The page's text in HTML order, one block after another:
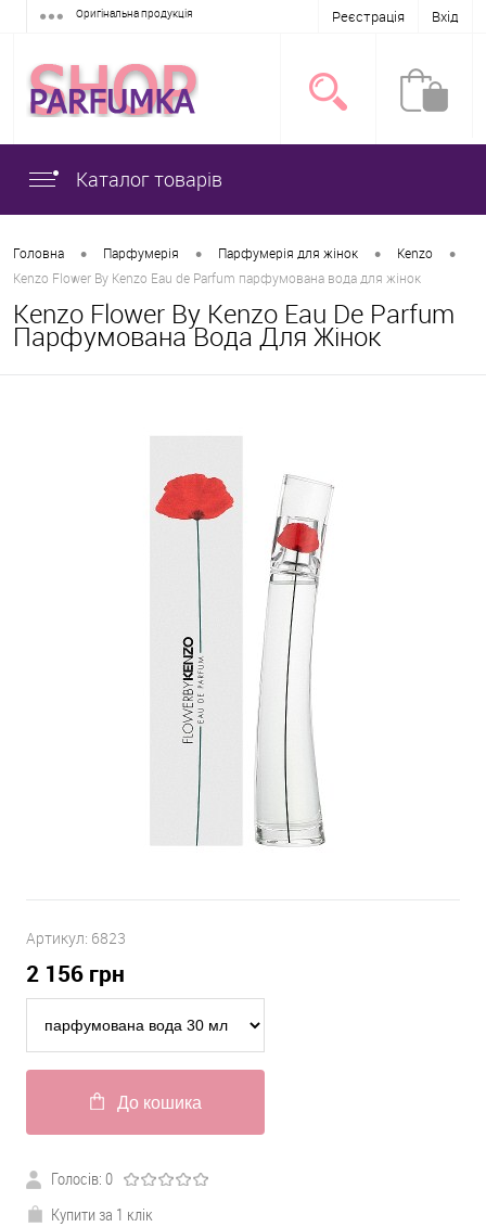
Оригінальна продукція Реєстрація Вхід
Каталог товарів
Головна • Парфумерія • Парфумерія для жінок • Kenzo •
Kenzo Flower By Kenzo Eau de Parfum парфумована вода для жінок
Kenzo Flower By Kenzo Eau De Parfum
Парфумована Вода Для Жінок
Артикул: 6823
2 156 грн
До кошика
Голосів: 0
Купити за 1 клік